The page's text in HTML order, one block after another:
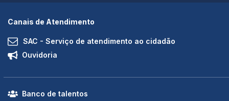
Canais de Atendimento
SAC - Serviço de atendimento ao cidadão
Ouvidoria
Banco de talentos